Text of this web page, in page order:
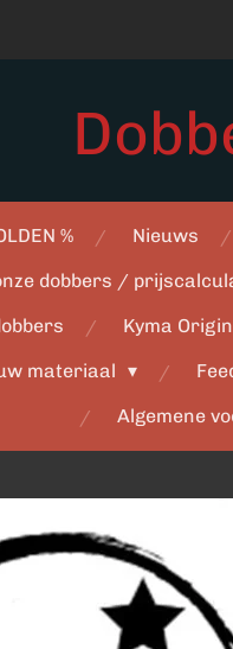
% Nieuws
dobbers /
Kyma
materiaal
Algemene